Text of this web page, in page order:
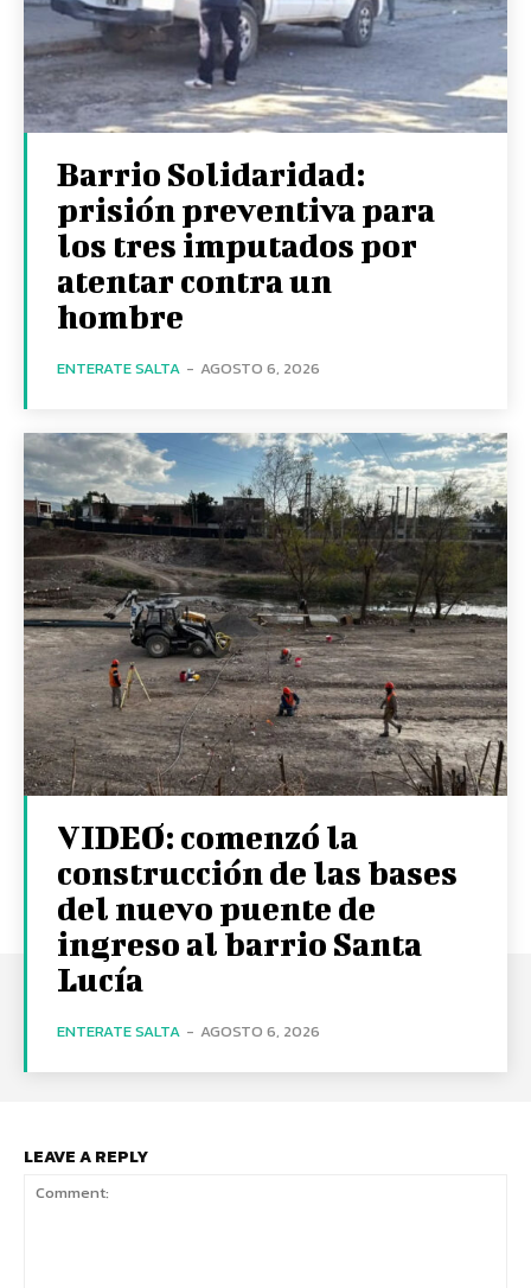
Barrio Solidaridad:
prisión preventiva para
los tres imputados por
atentar contra un
hombre
ENTERATE SALTA - AGOSTO 6, 2026
VIDEO: comenzó la
construcción de las bases
del nuevo puente de
ingreso al barrio Santa
Lucía
ENTERATE SALTA - AGOSTO 6, 2026
LEAVE A REPLY